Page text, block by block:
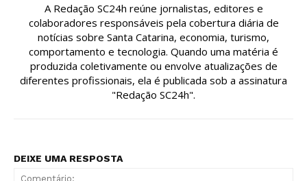
A Redação SC24h reúne jornalistas, editores e
colaboradores responsáveis pela cobertura diária de
notícias sobre Santa Catarina, economia, turismo,
comportamento e tecnologia. Quando uma matéria é
produzida coletivamente ou envolve atualizações de
diferentes profissionais, ela é publicada sob a assinatura
"Redação SC24h".
DEIXE UMA RESPOSTA